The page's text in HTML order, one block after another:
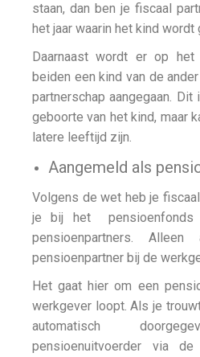
staan, dan ben je fiscaal
het jaar waarin het kind wordt
Daarnaast wordt er op
beiden een kind van de
partnerschap aangegaan.
geboorte van het kind, maar
latere leeftijd zijn.
Aangemeld als
Volgens de wet heb je
je bij het pensioenfonds
pensioenpartners.
pensioenpartner bij de
Het gaat hier om een
werkgever loopt. Als je
automatisch
pensioenuitvoerder via